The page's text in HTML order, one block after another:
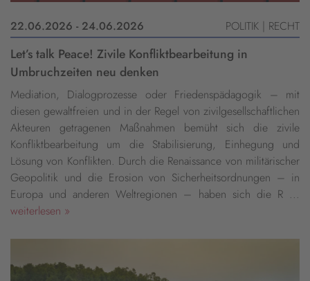
22.06.2026 - 24.06.2026 POLITIK | RECHT
Let’s talk Peace! Zivile Konfliktbearbeitung in
Umbruchzeiten neu denken
Mediation, Dialogprozesse oder Friedenspädagogik – mit
diesen gewaltfreien und in der Regel von zivilgesellschaftlichen
Akteuren getragenen Maßnahmen bemüht sich die zivile
Konfliktbearbeitung um die Stabilisierung, Einhegung und
Lösung von Konflikten. Durch die Renaissance von militärischer
Geopolitik und die Erosion von Sicherheitsordnungen – in
Europa und anderen Weltregionen – haben sich die R ...
weiterlesen »